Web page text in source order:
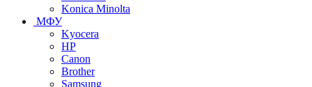
Konica Minolta
МФУ
Kyocera
HP
Canon
Brother
Samsung